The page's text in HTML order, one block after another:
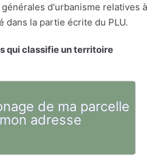
d'urbanisme relatives à
dans la partie écrite du PLU.
qui classifie un territoire
de ma parcelle
adresse